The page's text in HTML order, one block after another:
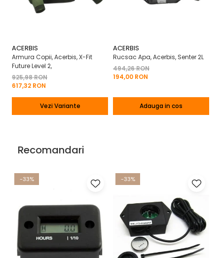
ACERBIS
Armura Copii, Acerbis, X-Fit
Future Level 2,
925,98 RON
617,32 RON
Vezi Variante
ACERBIS
Rucsac Apa, Acerbis, Senter 2L
494,26 RON
194,00 RON
Adauga in cos
Recomandari
-33% -33%